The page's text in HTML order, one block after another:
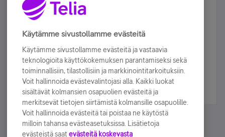
Älä jää paitsi – osallistu ja voita!
Tilaa Telian uutiskirje ja olet mukana arvonnassa.
sähköpostiisi.
Tilaa nyt
Käytämme sivustollamme evästeitä
Käytämme sivustollamme evästeitä ja vastaavia
teknologioita käyttökokemuksen parantamiseksi sekä
toiminnallisiin, tilastollisiin ja markkinointitarkoituksiin.
Voit hallinnoida evästevalintojasi alla. Kaikki luokat
sisältävät kolmansien osapuolien evästeitä ja
merkitsevät tietojen siirtämistä kolmansille osapuolille.
Voit hallinnoida evästeitä tai poistaa ne käytöstä
milloin tahansa evästeasetuksissa. Lisätietoja
evästeistä saat evästeitä koskevasta